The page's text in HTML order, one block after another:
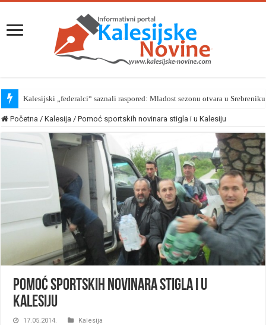
Kalesijski „federalci“ saznali raspored: Mladost sezonu otvara u
Kalesijski biciklisti organizovali eko akciju čišćenja Pješavice
Početna / Kalesija / Pomoć sportskih novinara stigla i u Kalesiju
Pomoć sportskih novinara stigla i u
Kalesiju
17.05.2014. Kalesija